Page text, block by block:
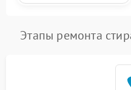
Этапы ремонта